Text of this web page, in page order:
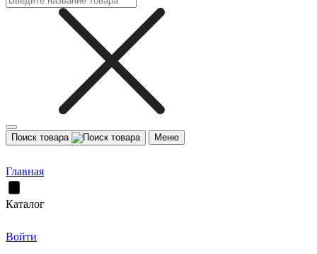
Поиск товара Меню
Главная
Каталог
Войти